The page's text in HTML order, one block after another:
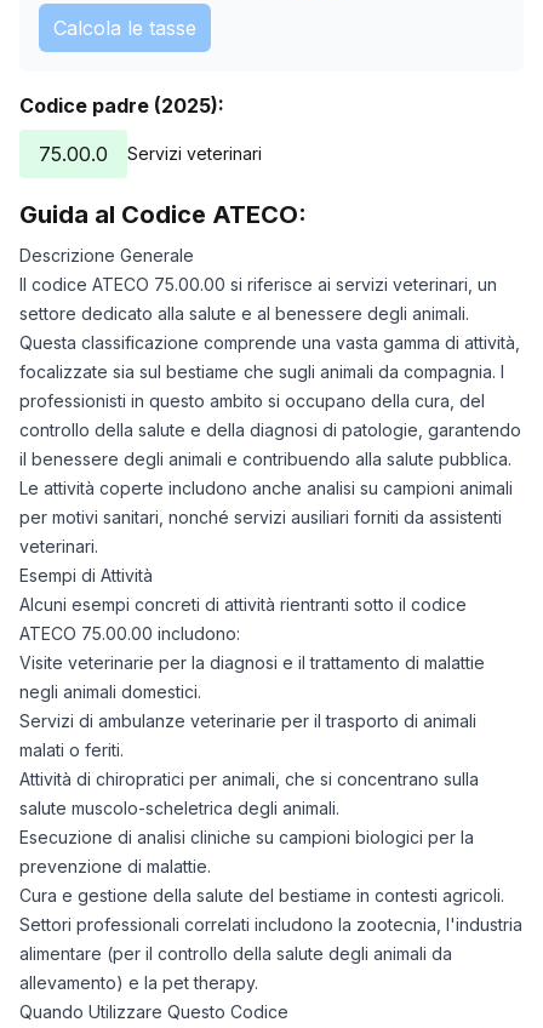
Calcola le tasse
Codice padre (2025):
75.00.0
Servizi veterinari
Guida al Codice ATECO:
Descrizione Generale
Il codice ATECO 75.00.00 si riferisce ai servizi veterinari, un
settore dedicato alla salute e al benessere degli animali.
Questa classificazione comprende una vasta gamma di attività,
focalizzate sia sul bestiame che sugli animali da compagnia. I
professionisti in questo ambito si occupano della cura, del
controllo della salute e della diagnosi di patologie, garantendo
il benessere degli animali e contribuendo alla salute pubblica.
Le attività coperte includono anche analisi su campioni animali
per motivi sanitari, nonché servizi ausiliari forniti da assistenti
veterinari.
Esempi di Attività
Alcuni esempi concreti di attività rientranti sotto il codice
ATECO 75.00.00 includono:
Visite veterinarie per la diagnosi e il trattamento di malattie
negli animali domestici.
Servizi di ambulanze veterinarie per il trasporto di animali
malati o feriti.
Attività di chiropratici per animali, che si concentrano sulla
salute muscolo-scheletrica degli animali.
Esecuzione di analisi cliniche su campioni biologici per la
prevenzione di malattie.
Cura e gestione della salute del bestiame in contesti agricoli.
Settori professionali correlati includono la zootecnia, l'industria
alimentare (per il controllo della salute degli animali da
allevamento) e la pet therapy.
Quando Utilizzare Questo Codice